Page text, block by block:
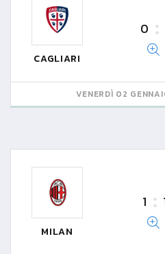
CAGLIARI
0
VENERDÌ 02
MILAN
1